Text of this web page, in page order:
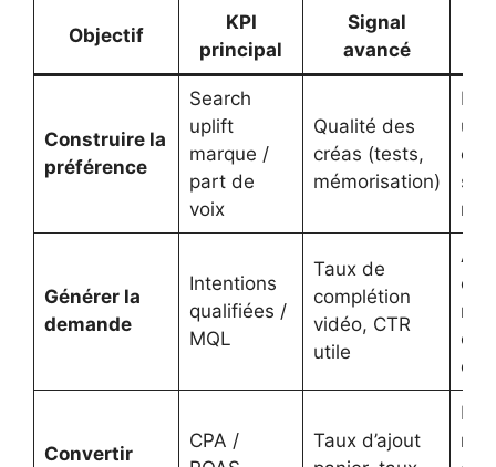
Objectif
KPI
principal
Signal
avancé
Construire la
préférence
Search
uplift
marque /
part de
voix
Qualité des
créas (tests,
mémorisation)
un
Générer la
demande
Intentions
qualifiées /
MQL
Taux de
complétion
vidéo, CTR
utile
Convertir
CPA /
Taux d’ajout